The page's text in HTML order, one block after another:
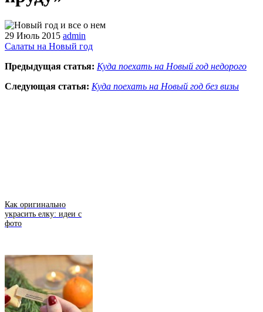
29 Июль 2015 admin
Салаты на Новый год
Предыдущая статья: Куда поехать на Новый год недорого
Следующая статья: Куда поехать на Новый год без визы
Как оригинально
украсить елку: идеи с
фото